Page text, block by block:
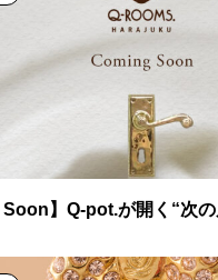
Soon】Q-pot.が開く“次の